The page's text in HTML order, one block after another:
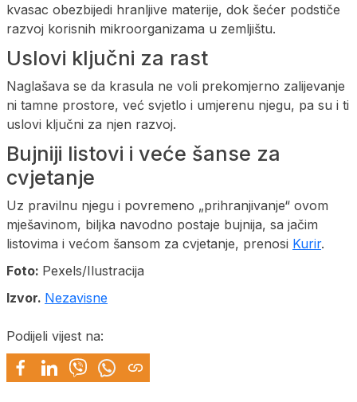
kvasac obezbijedi hranljive materije, dok šećer podstiče
razvoj korisnih mikroorganizama u zemljištu.
Uslovi ključni za rast
Naglašava se da krasula ne voli prekomjerno zalijevanje
ni tamne prostore, već svjetlo i umjerenu njegu, pa su i ti
uslovi ključni za njen razvoj.
Bujniji listovi i veće šanse za
cvjetanje
Uz pravilnu njegu i povremeno „prihranjivanje“ ovom
mješavinom, biljka navodno postaje bujnija, sa jačim
listovima i većom šansom za cvjetanje, prenosi Kurir.
Foto: Pexels/Ilustracija
Izvor. Nezavisne
Podijeli vijest na: